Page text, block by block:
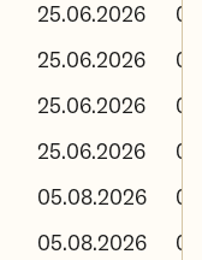
25.06.2026
25.06.2026
25.06.2026
25.06.2026
05.08.2026
05.08.2026